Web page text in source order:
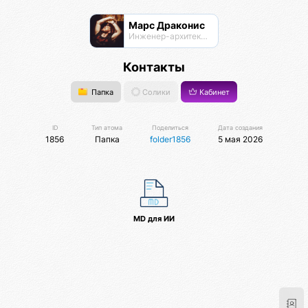
Марс Драконис
Инженер-архитектор
Контакты
Папка Солики Кабинет
ID
1856
Тип атома
Папка
Поделиться
folder1856
Дата создания
5 мая 2026
MD для ИИ